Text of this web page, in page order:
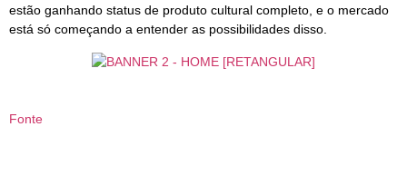
estão ganhando status de produto cultural completo, e o mercado
está só começando a entender as possibilidades disso.
Fonte